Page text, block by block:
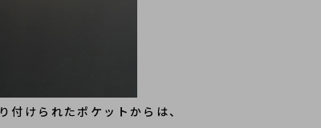
付けられたポケットからは、